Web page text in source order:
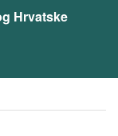
Hrvatske